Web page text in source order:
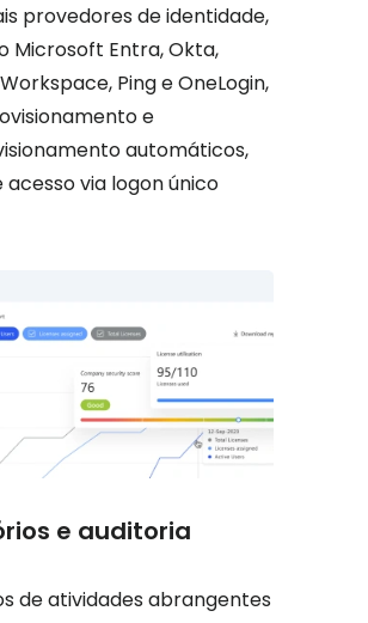
provedores de identidade,
Microsoft Entra, Okta,
Ping e OneLogin,
e
automáticos,
acesso via logon único
e auditoria
de atividades abrangentes